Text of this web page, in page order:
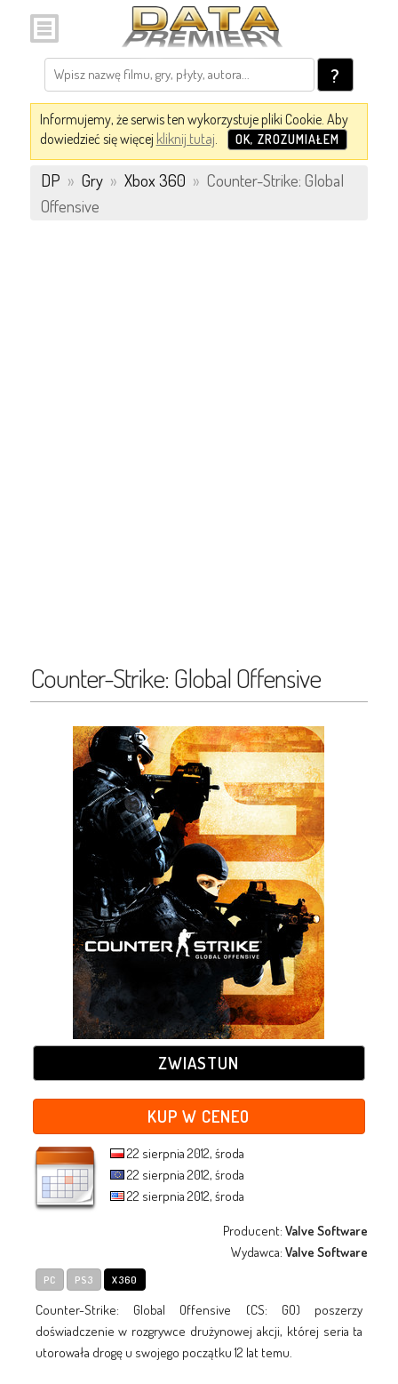
?
Informujemy, że serwis ten wykorzystuje pliki Cookie. Aby
dowiedzieć się więcej kliknij tutaj. OK, ZROZUMIAŁEM
DP » Gry » Xbox 360 » Counter-Strike: Global
Offensive
Counter-Strike: Global Offensive
ZWIASTUN
KUP W CENEO
22 sierpnia 2012, środa
22 sierpnia 2012, środa
22 sierpnia 2012, środa
Producent:Valve Software
Wydawca:Valve Software
PC PS3 X360
Counter-Strike: Global Offensive (CS: GO) poszerzy
doświadczenie w rozgrywce drużynowej akcji, której seria ta
utorowała drogę u swojego początku 12 lat temu.